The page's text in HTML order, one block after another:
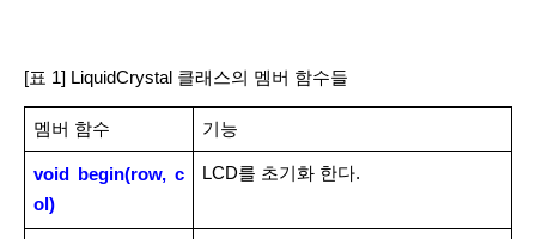
[표 1] LiquidCrystal 클래스의 멤버 함수들
멤버 함수 기능
void begin(row, c
ol)
LCD를 초기화 한다.